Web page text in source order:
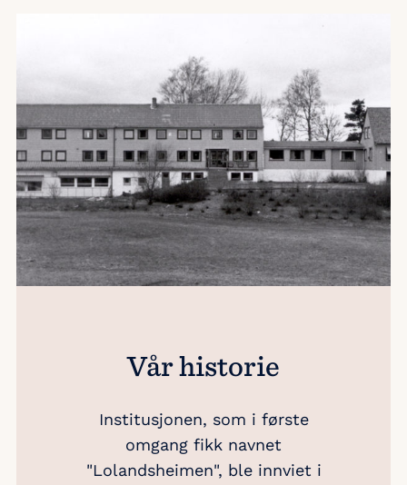
Vår historie
Institusjonen, som i første
omgang fikk navnet
"Lolandsheimen", ble innviet i